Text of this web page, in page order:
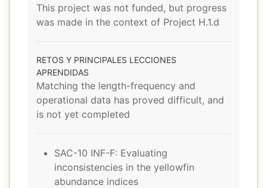
This project was not funded, but progress
was made in the context of Project H.1.d
RETOS Y PRINCIPALES LECCIONES
APRENDIDAS
Matching the length-frequency and
operational data has proved difficult, and
is not yet completed
SAC-10 INF-F: Evaluating
inconsistencies in the yellowfin
abundance indices